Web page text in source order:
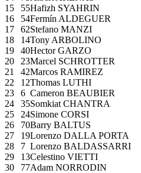
15
55Hafizh SYAHRIN
16
54Fermín ALDEGUER
17
62Stefano MANZI
18
14Tony ARBOLINO
19
40Hector GARZO
20
23Marcel SCHROTTER
21
42Marcos RAMIREZ
22
12Thomas LUTHI
23
6 Cameron BEAUBIER
24
35Somkiat CHANTRA
25
24Simone CORSI
26
70Barry BALTUS
27
19Lorenzo DALLA PORTA
28
7 Lorenzo BALDASSARRI
29
13Celestino VIETTI
30
77Adam NORRODIN